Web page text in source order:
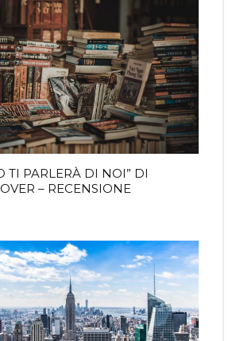
TI PARLERÀ DI NOI” DI
– RECENSIONE